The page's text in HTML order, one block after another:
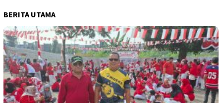
BERITA UTAMA